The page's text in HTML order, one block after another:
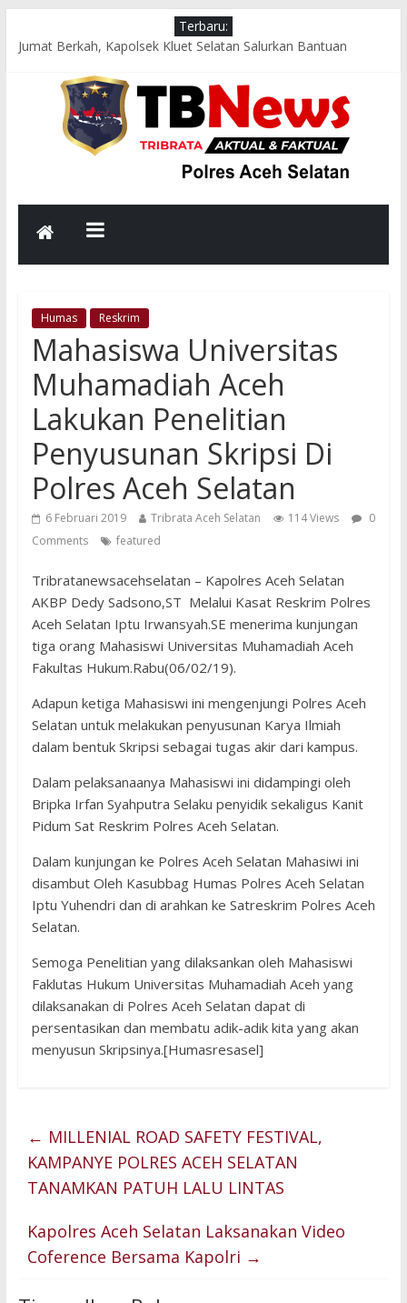
Terbaru:
Jumat Berkah, Kapolsek Kluet Selatan Salurkan Bantuan
Patroli Dialogis Polsek Pasie Raja Sambangi Pasar Tradisional,
Sampaikan Pesan Kamtibmas kepada Pedagang dan
Pengunjung
Patroli Dialogis Sat Samapta Polres Aceh Selatan Sambangi
Objek Wisata, Sampaikan Himbauan Kamtibmas kepada
Strong Point Pagi di Depan Sekolah, Polsek Samadua Hadir
Jaga Keselamatan dan Kelancaran Lalu Lintas
Perkuat Harkamtibmas di Wilayah Rawan
Humas Reskrim
Mahasiswa Universitas
Muhamadiah Aceh
Lakukan Penelitian
Penyusunan Skripsi Di
Polres Aceh Selatan
6 Februari 2019 Tribrata Aceh Selatan 114 Views
0
Comments
featured
Tribratanewsacehselatan – Kapolres Aceh Selatan
AKBP Dedy Sadsono,ST Melalui Kasat Reskrim Polres
Aceh Selatan Iptu Irwansyah.SE menerima kunjungan
tiga orang Mahasiswi Universitas Muhamadiah Aceh
Fakultas Hukum.Rabu(06/02/19).
Adapun ketiga Mahasiswi ini mengenjungi Polres Aceh
Selatan untuk melakukan penyusunan Karya Ilmiah
dalam bentuk Skripsi sebagai tugas akir dari kampus.
Dalam pelaksanaanya Mahasiswi ini didampingi oleh
Bripka Irfan Syahputra Selaku penyidik sekaligus Kanit
Pidum Sat Reskrim Polres Aceh Selatan.
Dalam kunjungan ke Polres Aceh Selatan Mahasiwi ini
disambut Oleh Kasubbag Humas Polres Aceh Selatan
Iptu Yuhendri dan di arahkan ke Satreskrim Polres Aceh
Selatan.
Semoga Penelitian yang dilaksankan oleh Mahasiswi
Faklutas Hukum Universitas Muhamadiah Aceh yang
dilaksanakan di Polres Aceh Selatan dapat di
persentasikan dan membatu adik-adik kita yang akan
menyusun Skripsinya.[Humasresasel]
← MILLENIAL ROAD SAFETY FESTIVAL,
KAMPANYE POLRES ACEH SELATAN
TANAMKAN PATUH LALU LINTAS
Kapolres Aceh Selatan Laksanakan Video
Coference Bersama Kapolri →